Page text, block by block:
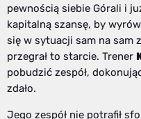
pewnością siebie Górali i
kapitalną szansę, by
się w sytuacji sam na sam
przegrał to starcie. Trener
pobudzić zespół,
zdało.
Jego zespół nie potrafił